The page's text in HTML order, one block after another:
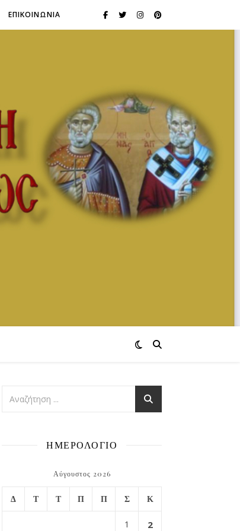
ΕΠΙΚΟΙΝΩΝΙΑ
ΗΜΕΡΟΛΟΓΙΟ
Αύγουστος 2026
Δ Τ Τ Π Π Σ Κ
1 2